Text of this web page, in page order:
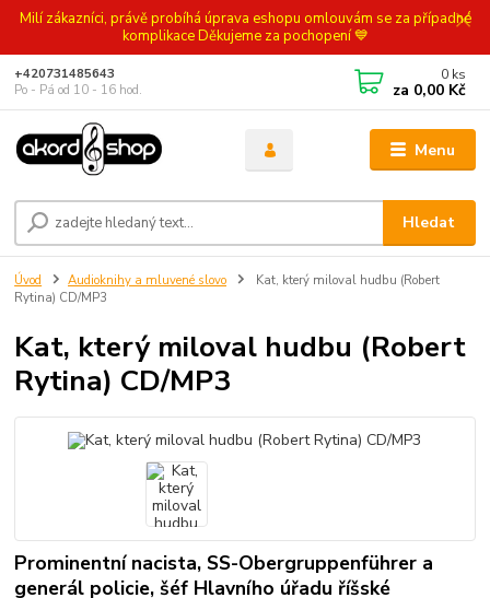
Milí zákazníci, právě probíhá úprava eshopu omlouvám se za případné
komplikace Děkujeme za pochopení 💙
Menu
Hledat
+420731485643
Po - Pá od 10 - 16 hod.
0 ks
za 0,00 Kč
Úvod Audioknihy a mluvené slovo
Kat, který miloval hudbu (Robert
Rytina) CD/MP3
Kat, který miloval hudbu (Robert
Rytina) CD/MP3
Prominentní nacista, SS-Obergruppenführer a
generál policie, šéf Hlavního úřadu říšské